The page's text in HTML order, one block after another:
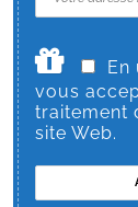
En
vous
traitement
site Web.